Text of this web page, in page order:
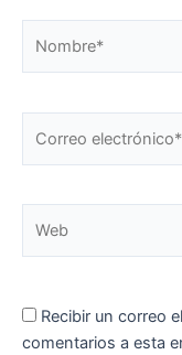
electrónico*
Recibir un correo
comentarios a esta